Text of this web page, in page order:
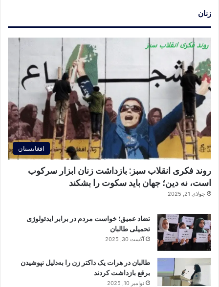
زنان
افغانستان
روند فکری انقلاب سبز: بازداشت زنان ابزار سرکوب
است، نه دین؛ جهان باید سکوت را بشکند
جولای 21, 2025
تضاد عمیق؛ خواست مردم در برابر ایدئولوژی
تحمیلی طالبان
آگست 30, 2025
طالبان در هرات یک داکتر زن را به‌دلیل نپوشیدن
برقع بازداشت کردند
نوامبر 10, 2025